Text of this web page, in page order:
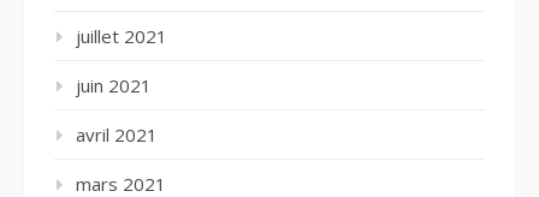
juillet 2021
juin 2021
avril 2021
mars 2021